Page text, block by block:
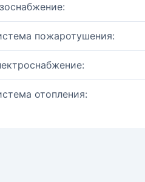
пожаротушения:
отопления: